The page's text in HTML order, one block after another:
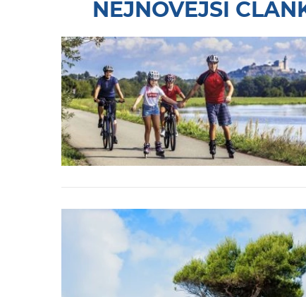
NEJNOVĚJŠÍ